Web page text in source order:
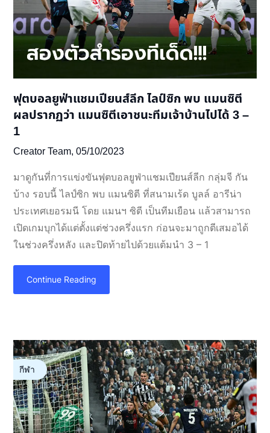
ฟุตบอลยูฟ่าแชมเปียนส์ลีก ไลป์ซิก พบ แมนซิตี
ผลปรากฏว่า แมนซิตีเอาชนะทีมเจ้าบ้านไปได้ 3 –
1
Creator Team,05/10/2023
มาดูกันที่การแข่งขันฟุตบอลยูฟ่าแชมเปียนส์ลีก กลุ่มจี กัน
บ้าง รอบนี้ ไลป์ซิก พบ แมนซิตี ที่สนามเร้ด บูลล์ อารีน่า
ประเทศเยอรมนี โดย แมนฯ ซิตี เป็นทีมเยือน แล้วสามารถ
เปิดเกมบุกได้แต่ตั้งแต่ช่วงครึ่งแรก ก่อนจะมาถูกตีเสมอได้
ในช่วงครึ่งหลัง และปิดท้ายไปด้วยแต้มนำ 3 – 1
Continue Reading
กีฬา